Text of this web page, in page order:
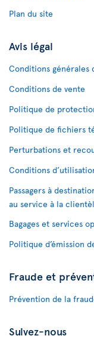
Plan du site
Avis légal
Conditions générales
Conditions de vente
Politique de
Politique de fichiers
Perturbations et
Conditions
Passagers à
au service à la
Bagages et services
Politique d’émission
Fraude et
Prévention de la
Suivez-nous